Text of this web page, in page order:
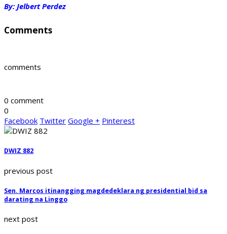
By: Jelbert Perdez
Comments
comments
0 comment
0
Facebook Twitter Google + Pinterest
DWIZ 882
previous post
Sen. Marcos itinangging magdedeklara ng presidential bid sa
darating na Linggo
next post